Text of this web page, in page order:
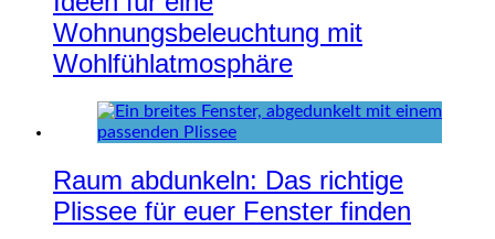
Wohnungsbeleuchtung mit
Wohlfühlatmosphäre
Raum abdunkeln: Das richtige
Plissee für euer Fenster finden